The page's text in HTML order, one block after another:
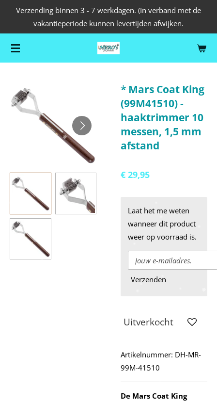
de
hoofdinhoud
Verzending binnen 3 - 7 werkdagen. (In verband met de
vakantieperiode kunnen levertijden afwijken.
* Mars Coat King
(99M41510) -
haaktrimmer 10
messen, 1,5 mm
afstand
€ 29,95
Laat het me weten
wanneer dit product
weer op voorraad is.
Verzenden
Uitverkocht
Artikelnummer: DH-MR-
99M-41510
De Mars Coat King